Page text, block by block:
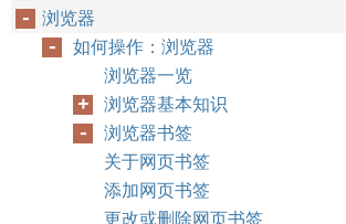
浏览器
如何操作：浏览器
浏览器一览
浏览器基本知识
浏览器书签
关于网页书签
添加网页书签
更改或删除网页书签